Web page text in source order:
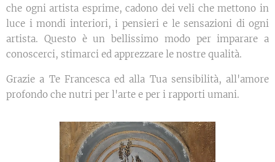
che ogni artista esprime, cadono dei veli che mettono in
luce i mondi interiori, i pensieri e le sensazioni di ogni
artista. Questo è un bellissimo modo per imparare a
conoscerci, stimarci ed apprezzare le nostre qualità.
Grazie a Te Francesca ed alla Tua sensibilità, all'amore
profondo che nutri per l'arte e per i rapporti umani.